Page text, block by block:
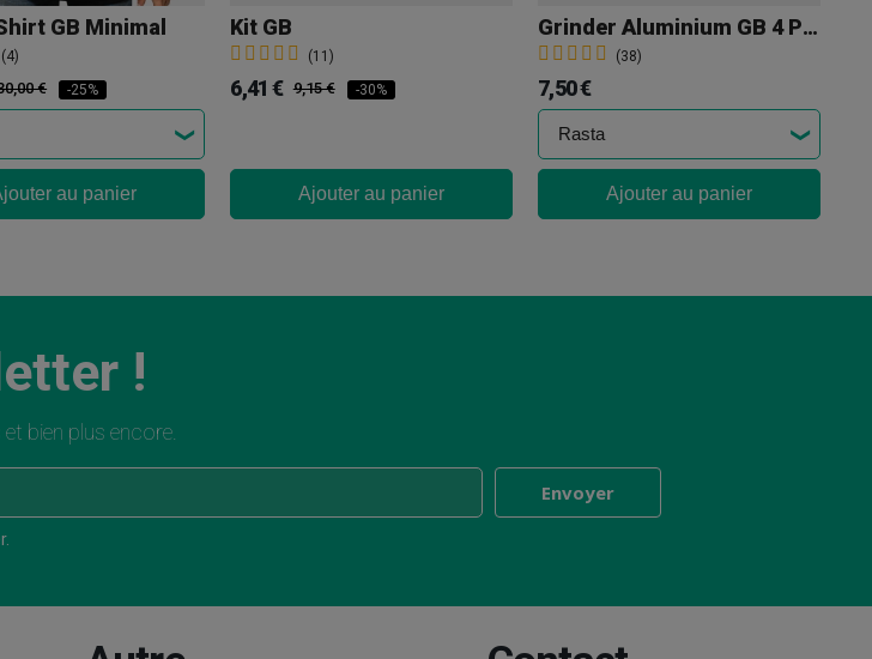
GB Minimal
(4)
€ -25%
au panier
Kit GB
(11)
6,41 € 9,15 € -30%
Ajouter au panier
Grinder Aluminium GB 4 Parties 40 Mm
(38)
7,50 €
Ajouter au panier
!
bien plus encore.